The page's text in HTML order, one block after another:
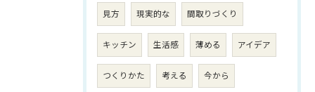
見方 現実的な 間取りづくり
キッチン 生活感 薄める アイデア
つくりかた 考える 今から